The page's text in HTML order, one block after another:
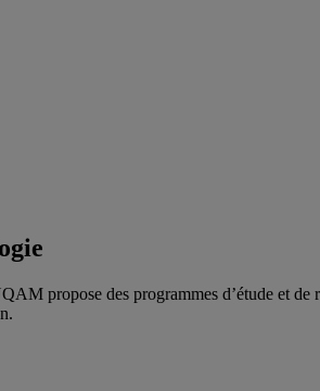
propose des programmes d’étude et